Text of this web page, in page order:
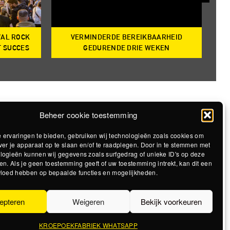
Beheer cookie toestemming
ervaringen te bieden, gebruiken wij technologieën zoals cookies om
je apparaat op te slaan en/of te raadplegen. Door in te stemmen met
kunnen wij gegevens zoals surfgedrag of unieke ID's op deze
Als je geen toestemming geeft of uw toestemming intrekt, kan dit een
hebben op bepaalde functies en mogelijkheden.
Weigeren Bekijk voorkeuren
KROEPOEKFABRIEK WHATSAPP
ROCK
SUCCES
VERMINDERDE BEREIKBAARHEID
GEDURENDE DRIE WEKEN